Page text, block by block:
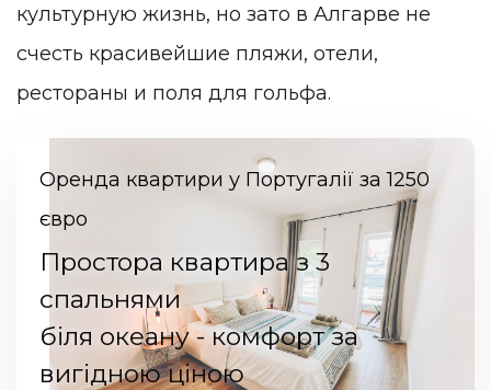
культурную жизнь, но зато в Алгарве не
счесть красивейшие пляжи, отели,
рестораны и поля для гольфа.
Оренда квартири у Португалії за 1250
євро
Простора квартира з 3
спальнями
біля океану - комфорт за
вигідною ціною